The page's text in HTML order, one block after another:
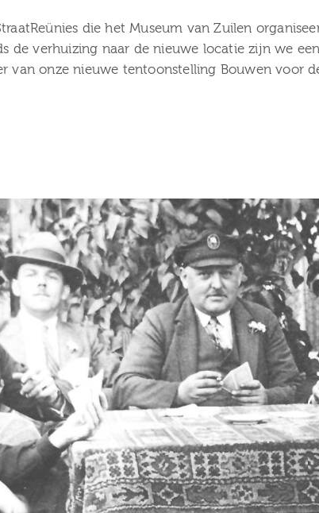
die het Museum van Zuilen
de verhuizing naar de nieuwe locatie zijn we
van onze nieuwe tentoonstelling Bouwen voor